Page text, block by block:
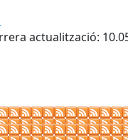
actualització: